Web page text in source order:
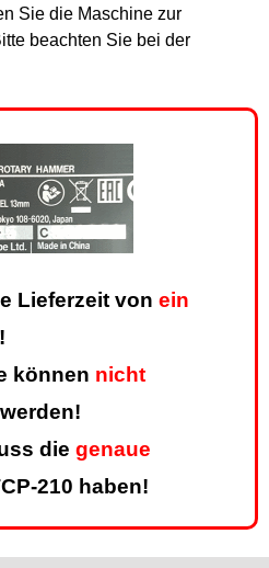
Sie die Maschine zur
beachten Sie bei der
Lieferzeit von ein
!
können nicht
werden!
die genaue
210 haben!